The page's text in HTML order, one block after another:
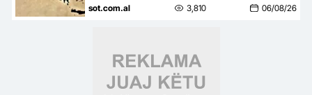
Raportohen 6 viktima, dhe
sot.com.al 3,810 06/08/26